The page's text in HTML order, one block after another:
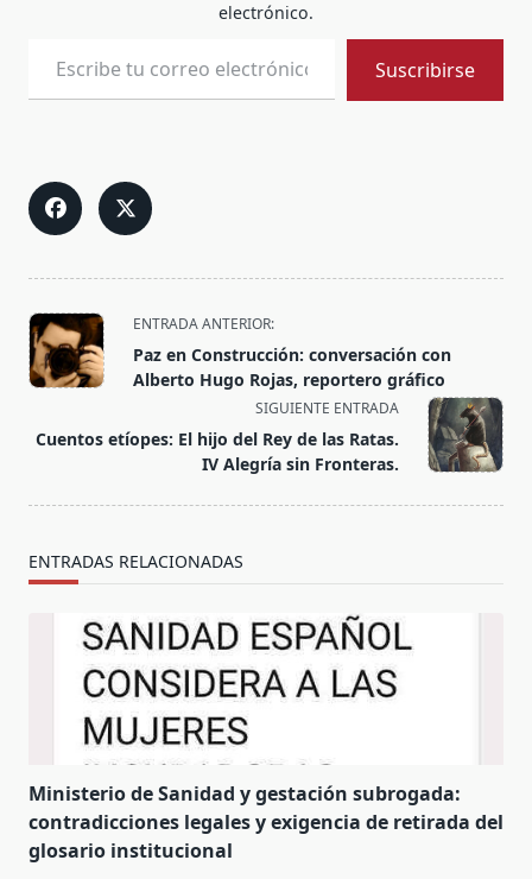
electrónico.
Suscribirse
<span
class="nav-
subtitle
reader-
text">Página</span>
ENTRADA ANTERIOR:
Paz en Construcción: conversación con
Alberto Hugo Rojas, reportero gráfico
SIGUIENTE ENTRADA
Cuentos etíopes: El hijo del Rey de las Ratas.
IV Alegría sin Fronteras.
ENTRADAS RELACIONADAS
Ministerio de Sanidad y gestación subrogada:
contradicciones legales y exigencia de retirada del
glosario institucional